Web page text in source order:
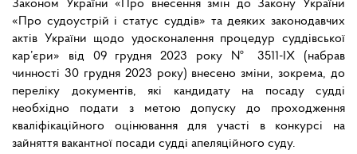
Законом України «Про внесення змін до Закону України
«Про судоустрій і статус суддів» та деяких законодавчих
актів України щодо удосконалення процедур суддівської
кар’єри» від 09 грудня 2023 року № 3511-IX (набрав
чинності 30 грудня 2023 року) внесено зміни, зокрема, до
переліку документів, які кандидату на посаду судді
необхідно подати з метою допуску до проходження
кваліфікаційного оцінювання для участі в конкурсі на
зайняття вакантної посади судді апеляційного суду.